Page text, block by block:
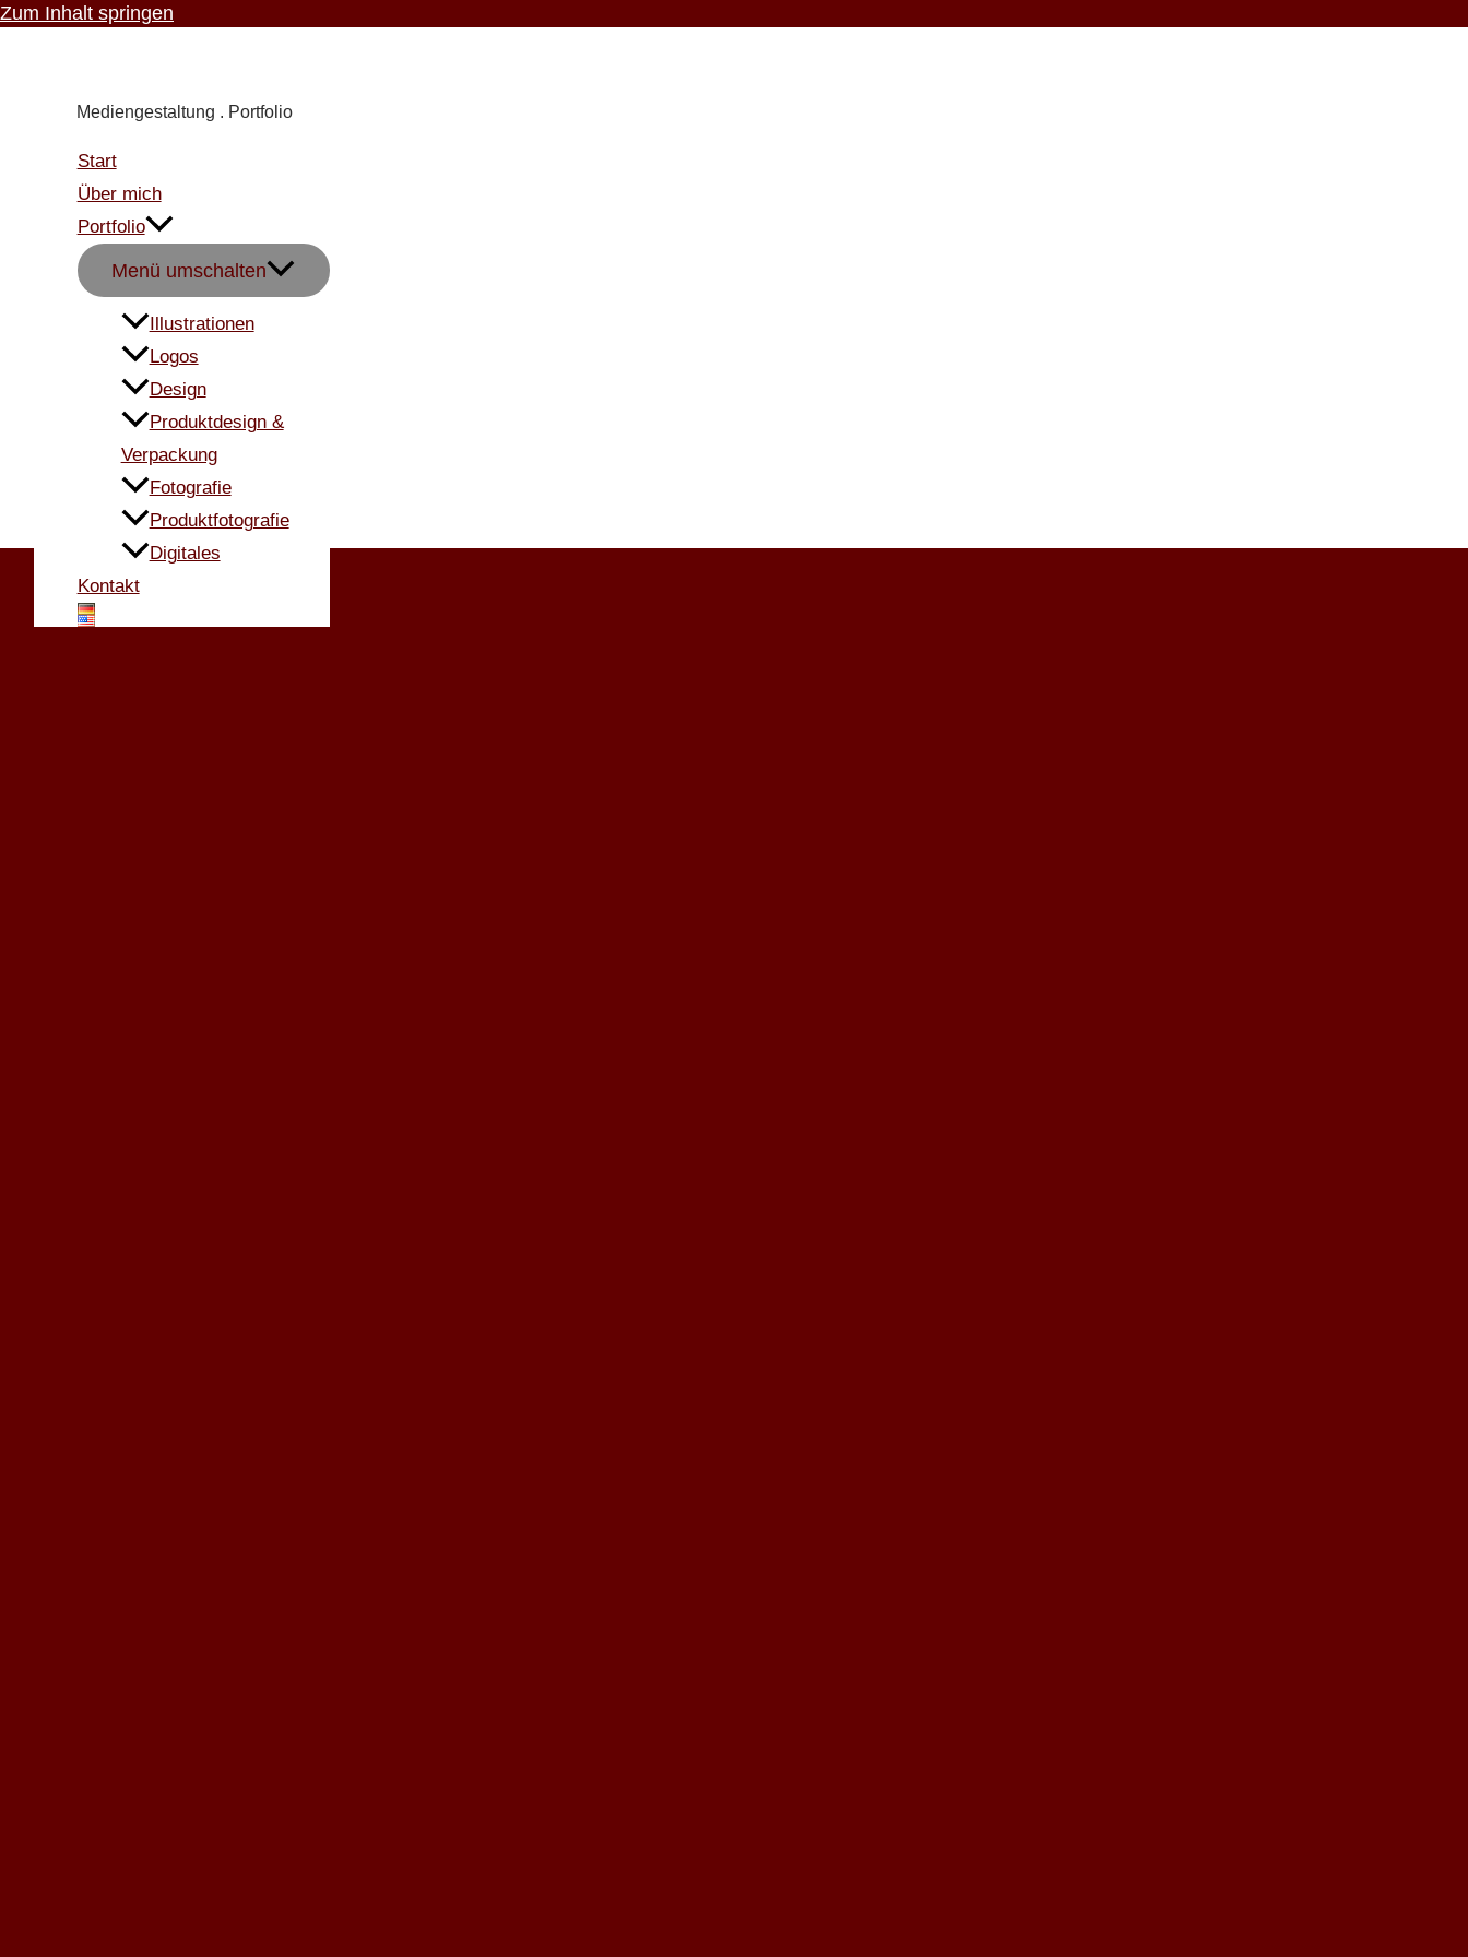
Zum Inhalt springen
Mediengestaltung . Portfolio
Start
Über mich
Portfolio
Menü umschalten
Illustrationen
Logos
Design
Produktdesign &
Verpackung
Fotografie
Produktfotografie
Digitales
Kontakt